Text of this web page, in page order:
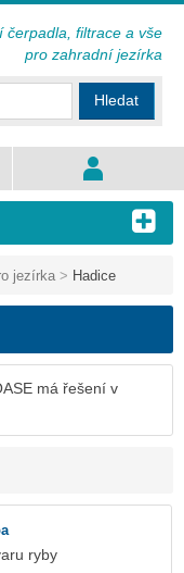
jezírka > Hadice
má řešení v
ryby
Hledat
čerpadla, filtrace a vše
pro zahradní jezírka